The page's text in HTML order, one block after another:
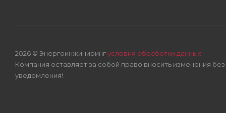
2026 © Энергоинжинирингусловия обработки данных
Компания оставляет за собой право вносить изменения
уведомления!